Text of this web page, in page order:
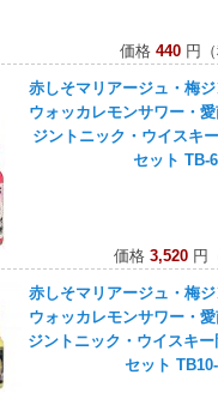
価格 440 円（
赤しそマリアージュ・梅
ウォッカレモンサワー・
ジントニック・ウイスキ
セット TB-
価格 3,520円
赤しそマリアージュ・梅
ウォッカレモンサワー・
ジントニック・ウイスキ
セット